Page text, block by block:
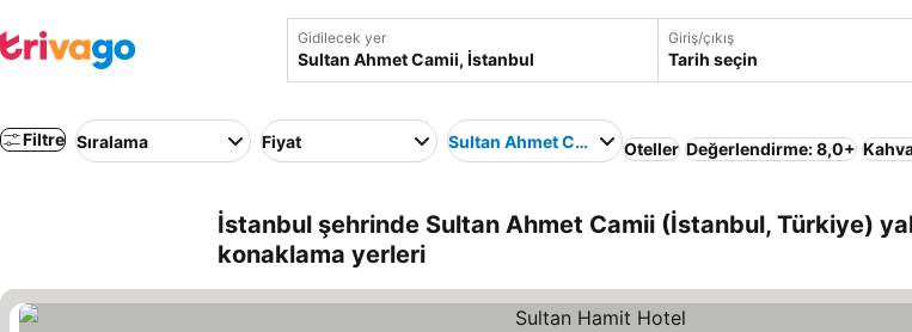
Gidilecek yer Giriş/çıkış
Tarih seçin
Filtre Sıralama Fiyat Sultan Ahmet Camii Oteller Değerlendirme: 8,0+
İstanbul şehrinde Sultan Ahmet Camii (İstanbul, Türkiye)
konaklama yerleri